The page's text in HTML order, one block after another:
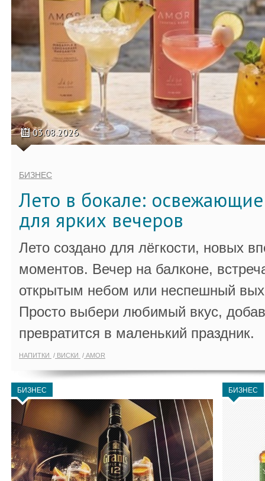
03.08.2026
БИЗНЕС
Лето в бокале:
для ярких вечеров
Лето создано для лёгкости, новых
моментов. Вечер на балконе,
открытым небом или неспешный
Просто выбери любимый вкус,
превратится в маленький праздник.
НАПИТКИ ВИСКИ AMOR
БИЗНЕС БИЗНЕС